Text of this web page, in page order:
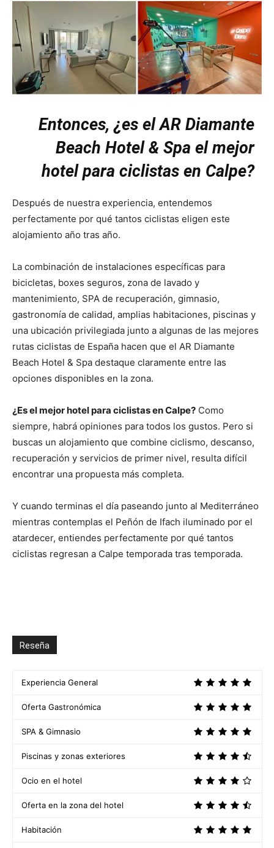
Entonces, ¿es el AR Diamante
Beach Hotel & Spa el mejor
hotel para ciclistas en Calpe?
Después de nuestra experiencia, entendemos
perfectamente por qué tantos ciclistas eligen este
alojamiento año tras año.
La combinación de instalaciones específicas para
bicicletas, boxes seguros, zona de lavado y
mantenimiento, SPA de recuperación, gimnasio,
gastronomía de calidad, amplias habitaciones, piscinas y
una ubicación privilegiada junto a algunas de las mejores
rutas ciclistas de España hacen que el AR Diamante
Beach Hotel & Spa destaque claramente entre las
opciones disponibles en la zona.
¿Es el mejor hotel para ciclistas en Calpe? Como
siempre, habrá opiniones para todos los gustos. Pero si
buscas un alojamiento que combine ciclismo, descanso,
recuperación y servicios de primer nivel, resulta difícil
encontrar una propuesta más completa.
Y cuando terminas el día paseando junto al Mediterráneo
mientras contemplas el Peñón de Ifach iluminado por el
atardecer, entiendes perfectamente por qué tantos
ciclistas regresan a Calpe temporada tras temporada.
Reseña
Experiencia General
Oferta Gastronómica
SPA & Gimnasio
Piscinas y zonas exteriores
Ocio en el hotel
Oferta en la zona del hotel
Habitación